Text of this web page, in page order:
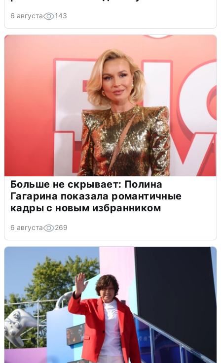
6 августа 143
Больше не скрывает: Полина
Гагарина показала романтичные
кадры с новым избранником
6 августа 269